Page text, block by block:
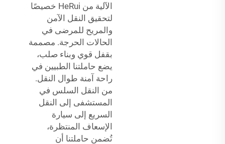
الآلية من HeRui خصيصًا
لتحقيق النقل الآمن
والمريح للمرضى في
الحالات الحرجة. مصممة
بقفل قوي وبناء صلب،
يضع حاملتنا الطبيين في
راحة آمنة طوال النقل.
من النقل السلس في
المستشفى إلى النقل
السريع إلى سيارة
الإسعاف المنتظرة،
تُضمن حاملتنا أن